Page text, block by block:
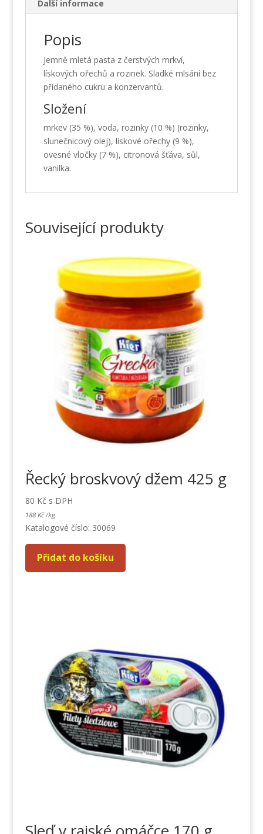
Další informace
Popis
Jemně mletá pasta z čerstvých mrkví,
lískových ořechů a rozinek. Sladké mlsání bez
přidaného cukru a konzervantů.
Složení
mrkev (35 %), voda, rozinky (10 %) (rozinky,
slunečnicový olej), lískové ořechy (9 %),
ovesné vločky (7 %), citronová šťáva, sůl,
vanilka.
Související produkty
Řecký broskvový džem 425 g
80 Kč s DPH
188 Kč /kg
Katalogové číslo: 30069
Přidat do košíku